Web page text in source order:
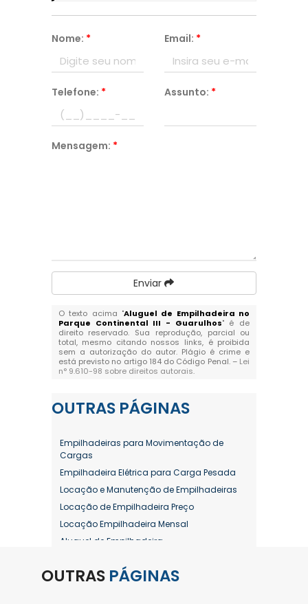
Nome: * Email: *
Telefone: * Assunto: *
Mensagem: *
Enviar
O texto acima "Aluguel de Empilhadeira no
Parque Continental III - Guarulhos" é de
direito reservado. Sua reprodução, parcial ou
total, mesmo citando nossos links, é proibida
sem a autorização do autor. Plágio é crime e
está previsto no artigo 184 do Código Penal. – Lei
n° 9.610-98 sobre direitos autorais.
OUTRAS PÁGINAS
Empilhadeiras para Movimentação de
Cargas
Empilhadeira Elétrica para Carga Pesada
Locação e Manutenção de Empilhadeiras
Locação de Empilhadeira Preço
Locação Empilhadeira Mensal
Aluguel de Empilhadeira
Aluguel de Empilhadeira Diária Valor
OUTRAS PÁGINAS